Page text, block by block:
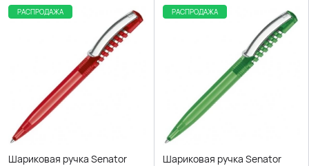
РАСПРОДАЖА
Шариковая ручка Senator
РАСПРОДАЖА
Шариковая ручка Senator